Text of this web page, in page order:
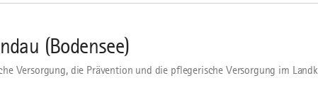
(Bodensee)
Versorgung, die Prävention und die pflegerische Versorgung im